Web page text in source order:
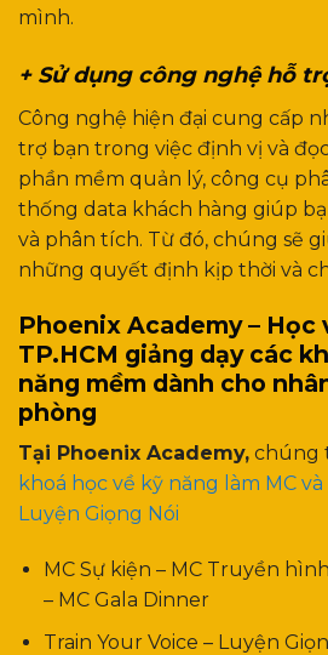
mình.
+ Sử dụng công nghệ hỗ
Công nghệ hiện đại cung cấp
trợ bạn trong việc định vị và
phần mềm quản lý, công cụ
thống data khách hàng giúp
và phân tích. Từ đó, chúng sẽ
những quyết định kịp thời và
Phoenix Academy –
TP.HCM giảng dạy các
năng mềm dành cho
phòng
Tại Phoenix Academy, chúng
khoá học về kỹ năng làm MC
Luyện Giọng Nói
MC Sự kiện – MC Truyền
– MC Gala Dinner
Train Your Voice – Luyện